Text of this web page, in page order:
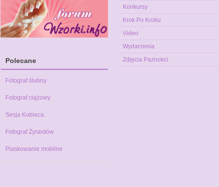
Polecane
Fotograf ślubny
Fotograf ciążowy
Sesja Kobieca
Fotograf Żyrardów
Piaskowanie mobilne
Konkursy
Krok Po Kroku
Video
Wydarzenia
Zdjęcia Paznokci